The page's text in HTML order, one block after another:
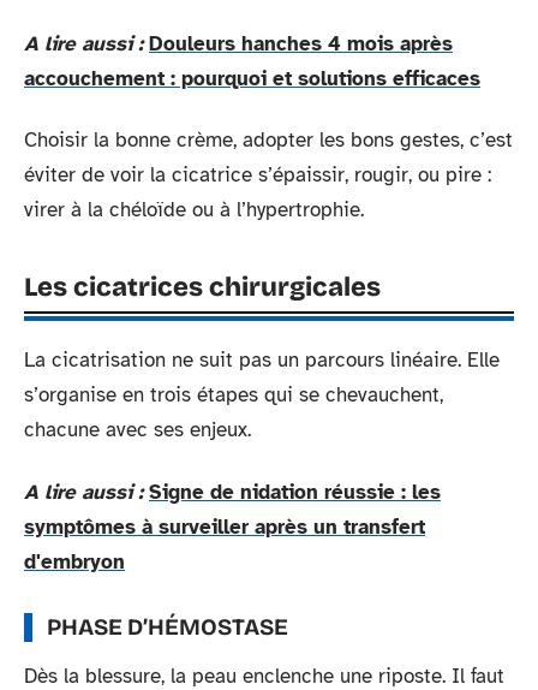
A lire aussi : Douleurs hanches 4 mois après
accouchement : pourquoi et solutions efficaces
Choisir la bonne crème, adopter les bons gestes, c’est
éviter de voir la cicatrice s’épaissir, rougir, ou pire :
virer à la chéloïde ou à l’hypertrophie.
Les cicatrices chirurgicales
La cicatrisation ne suit pas un parcours linéaire. Elle
s’organise en trois étapes qui se chevauchent,
chacune avec ses enjeux.
A lire aussi : Signe de nidation réussie : les
symptômes à surveiller après un transfert
d'embryon
PHASE D’HÉMOSTASE
Dès la blessure, la peau enclenche une riposte. Il faut